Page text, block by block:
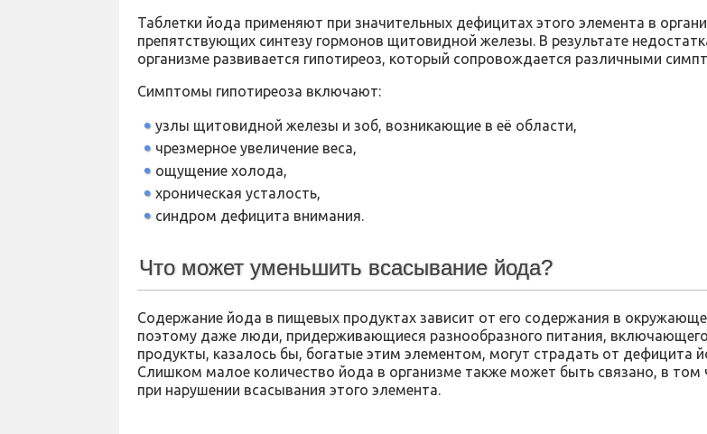
Таблетки йода применяют при значительных дефицитах этого элемента в
препятствующих синтезу гормонов щитовидной железы. В результате
организме развивается гипотиреоз, который сопровождается различными
Симптомы гипотиреоза включают:
узлы щитовидной железы и зоб, возникающие в её области,
чрезмерное увеличение веса,
ощущение холода,
хроническая усталость,
синдром дефицита внимания.
Что может уменьшить всасывание йода?
Содержание йода в пищевых продуктах зависит от его содержания в
поэтому даже люди, придерживающиеся разнообразного питания, включающего
продукты, казалось бы, богатые этим элементом, могут страдать от дефицита
Слишком малое количество йода в организме также может быть связано, в том
при нарушении всасывания этого элемента.